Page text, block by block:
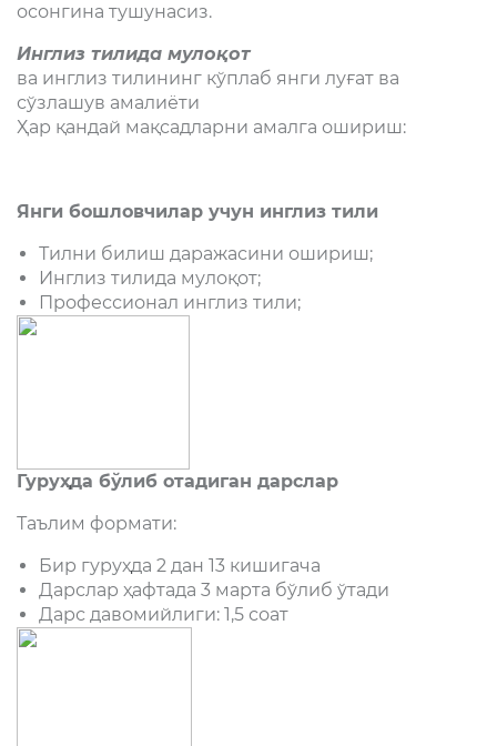
осонгина тушунасиз.
Инглиз тилида мулоқот
ва инглиз тилининг кўплаб янги луғат ва
сўзлашув амалиёти
Ҳар қандай мақсадларни амалга ошириш:
Янги бошловчилар учун инглиз тили
Тилни билиш даражасини ошириш;
Инглиз тилида мулоқот;
Профессионал инглиз тили;
Гуруҳда бўлиб отадиган дарслар
Таълим формати:
Бир гуруҳда 2 дан 13 кишигача
Дарслар ҳафтада 3 марта бўлиб ўтади
Дарс давомийлиги: 1,5 соат